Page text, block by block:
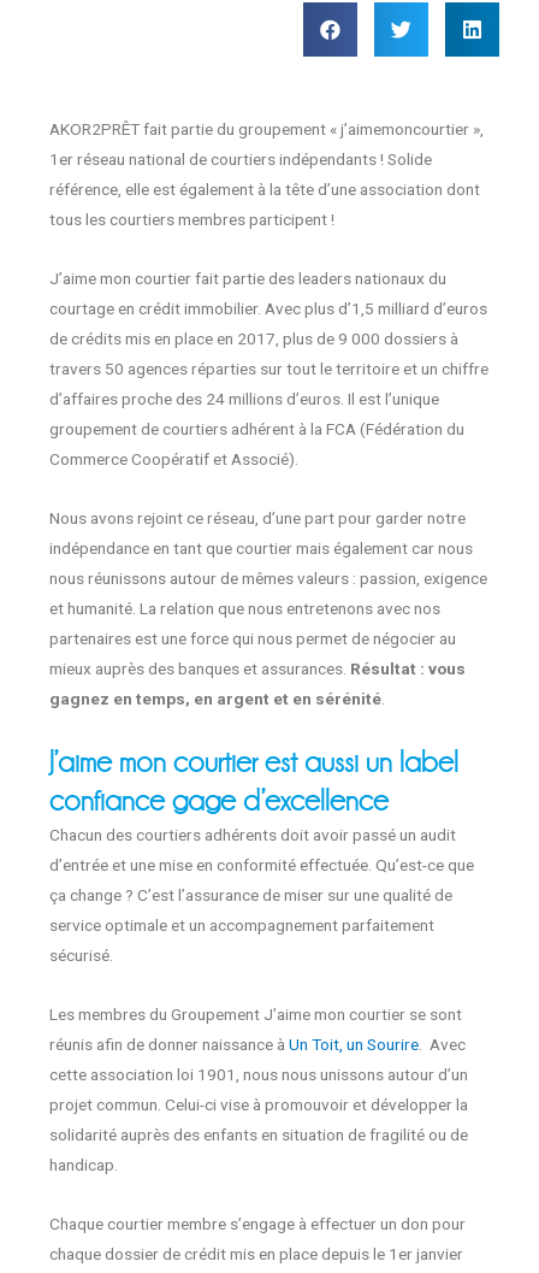
AKOR2PRÊT fait partie du groupement « j’aimemoncourtier »,
1er réseau national de courtiers indépendants ! Solide
référence, elle est également à la tête d’une association dont
tous les courtiers membres participent !
J’aime mon courtier fait partie des leaders nationaux du
courtage en crédit immobilier. Avec plus d’1,5 milliard d’euros
de crédits mis en place en 2017, plus de 9 000 dossiers à
travers 50 agences réparties sur tout le territoire et un chiffre
d’affaires proche des 24 millions d’euros. Il est l’unique
groupement de courtiers adhérent à la FCA (Fédération du
Commerce Coopératif et Associé).
Nous avons rejoint ce réseau, d’une part pour garder notre
indépendance en tant que courtier mais également car nous
nous réunissons autour de mêmes valeurs : passion, exigence
et humanité. La relation que nous entretenons avec nos
partenaires est une force qui nous permet de négocier au
mieux auprès des banques et assurances. Résultat : vous
gagnez en temps, en argent et en sérénité.
J’aime mon courtier est aussi un label
confiance gage d’excellence
Chacun des courtiers adhérents doit avoir passé un audit
d’entrée et une mise en conformité effectuée. Qu’est-ce que
ça change ? C’est l’assurance de miser sur une qualité de
service optimale et un accompagnement parfaitement
sécurisé.
Les membres du Groupement J’aime mon courtier se sont
réunis afin de donner naissance àUn Toit, un Sourire . Avec
cette association loi 1901, nous nous unissons autour d’un
projet commun. Celui-ci vise à promouvoir et développer la
solidarité auprès des enfants en situation de fragilité ou de
handicap.
Chaque courtier membre s’engage à effectuer un don pour
chaque dossier de crédit mis en place depuis le 1er janvier